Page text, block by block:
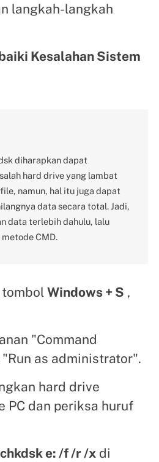
langkah-langkah
Kesalahan Sistem
diharapkan dapat
hard drive yang lambat
namun, hal itu juga dapat
data secara total. Jadi,
data terlebih dahulu, lalu
CMD.
tombol Windows + S ,
"Command
as administrator".
hard drive
PC dan periksa huruf
chkdsk e: /f /r /xdi